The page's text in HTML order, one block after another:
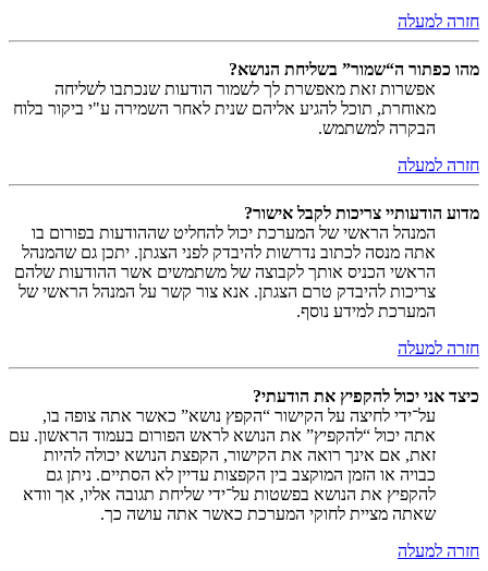
חזרה למעלה
מהו כפתור ה“שמור” בשליחת הנושא?
אפשרות זאת מאפשרת לך לשמור הודעות שנכתבו לשליחה
מאוחרת, תוכל להגיע אליהם שנית לאחר השמירה ע"י ביקור בלוח
הבקרה למשתמש.
חזרה למעלה
מדוע הודעותיי צריכות לקבל אישור?
המנהל הראשי של המערכת יכול להחליט שההודעות בפורום בו
אתה מנסה לכתוב נדרשות להיבדק לפני הצגתן. יתכן גם שהמנהל
הראשי הכניס אותך לקבוצה של משתמשים אשר ההודעות שלהם
צריכות להיבדק טרם הצגתן. אנא צור קשר על המנהל הראשי של
המערכת למידע נוסף.
חזרה למעלה
כיצד אני יכול להקפיץ את הודעתי?
על־ידי לחיצה על הקישור “הקפץ נושא” כאשר אתה צופה בו,
אתה יכול “להקפיץ” את הנושא לראש הפורום בעמוד הראשון. עם
זאת, אם אינך רואה את הקישור, הקפצת הנושא יכולה להיות
כבויה או הזמן המוקצב בין הקפצות עדיין לא הסתיים. ניתן גם
להקפיץ את הנושא בפשטות על־ידי שליחת תגובה אליו, אך וודא
שאתה מציית לחוקי המערכת כאשר אתה עושה כך.
חזרה למעלה